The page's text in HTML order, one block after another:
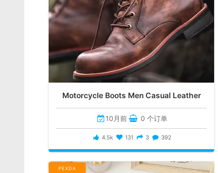
Motorcycle Boots Men Casual Leather
10月前 0 个订单
4.5k 131 3 392
PEXDA